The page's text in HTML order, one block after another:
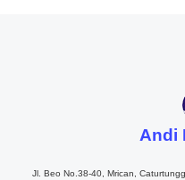
Andi
Jl. Beo No.38-40, Mrican,